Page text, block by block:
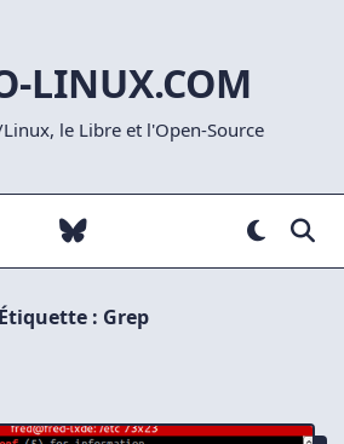
LINUX.COM
le Libre et l'Open-Source
Étiquette : Grep